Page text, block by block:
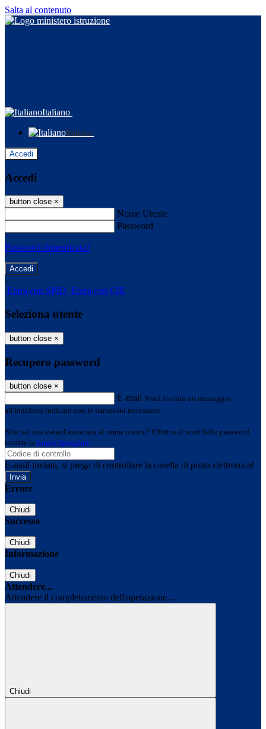
Salta al contenuto
Italiano
Italiano
Accedi
Accedi
button close ×
Nome Utente
Password
Password dimenticata?
-
Entra con SPID Entra con CIE
Seleziona utente
button close ×
Recupero password
button close ×
E-mail Verrà inviato un messaggio
all'indirizzo indicato con le istruzioni necessarie.
Non hai una e-mail associata al nome utente? Effettua il reset della password
tramite la Login Spaggiari
E-mail inviata, si prega di controllare la casella di posta elettronica!
Errore
Chiudi
Successo
Chiudi
Informazione
Chiudi
Attendere...
Attendere il completamento dell'operazione...
Chiudi